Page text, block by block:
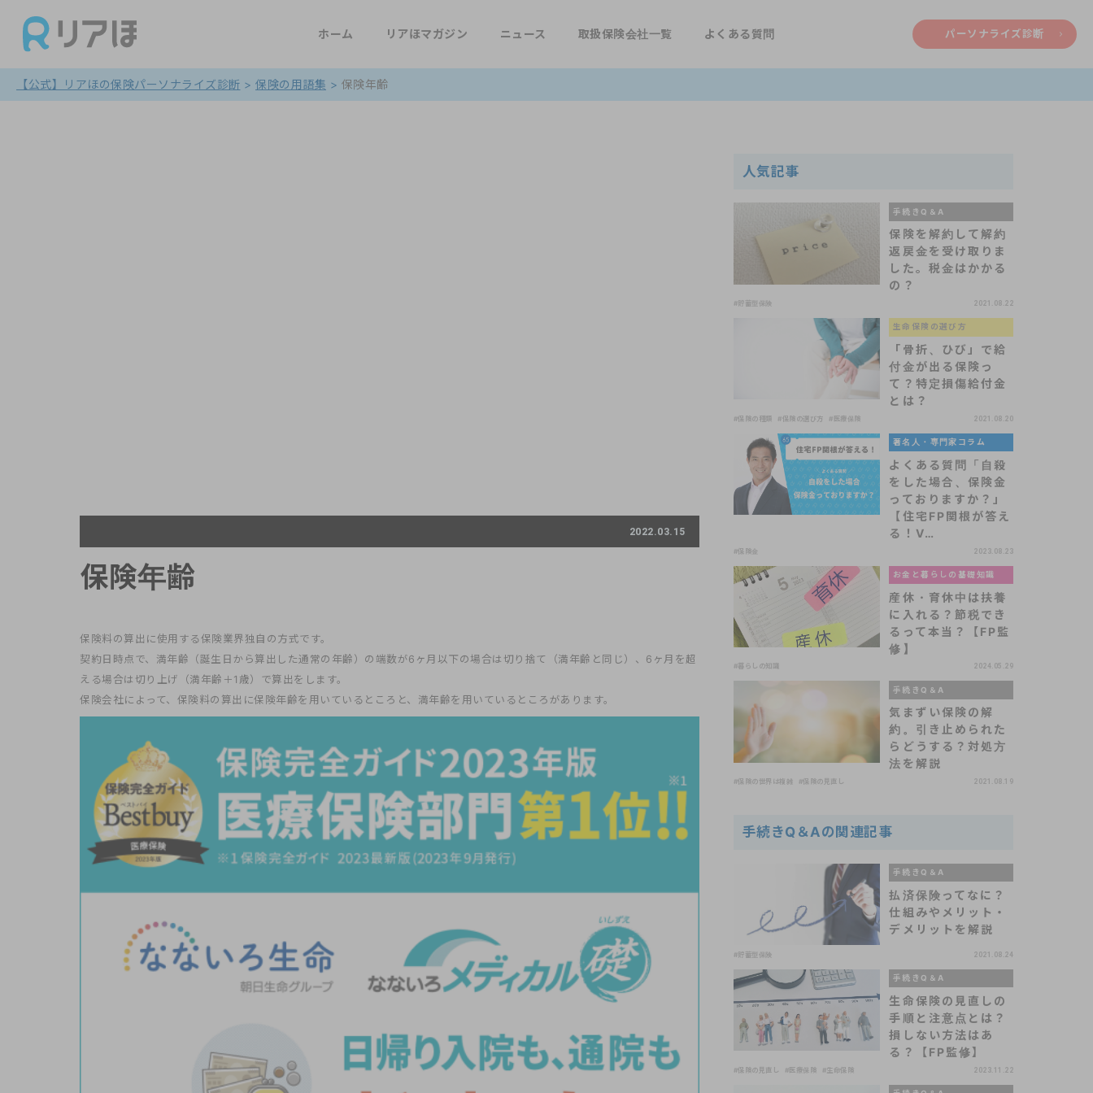
ホーム リアほマガジン ニュース 取扱保険会社一覧 よくある質問 パーソナライズ診断
【公式】リアほの保険パーソナライズ診断 > 保険の用語集 > 保険年齢
2022.03.15
保険年齢
保険料の算出に使用する保険業界独自の方式です。
契約日時点で、満年齢（誕生日から算出した通常の年齢）の端数が6ヶ月以下の場合は切り捨て（満年齢と同じ）、6ヶ月を超
える場合は切り上げ（満年齢＋1歳）で算出をします。
保険会社によって、保険料の算出に保険年齢を用いているところと、満年齢を用いているところがあります。
人気記事
手続きQ＆A
保険を解約して解約
返戻金を受け取りま
した。税金はかかる
の？
#貯蓄型保険 2021.08.22
生命保険の選び方
「骨折、ひび」で給
付金が出る保険っ
て？特定損傷給付金
とは？
#保険の種類 #保険の選び方 #医療保険 2021.08.20
著名人・専門家コラム
よくある質問「自殺
をした場合、保険金
っておりますか？」
【住宅FP関根が答え
る！V…
#保険金 2023.08.23
お金と暮らしの基礎知識
産休・育休中は扶養
に入れる？節税でき
るって本当？【FP監
修】
#暮らしの知識 2024.05.29
手続きQ＆A
気まずい保険の解
約。引き止められた
らどうする？対処方
法を解説
#保険の世界は複雑 #保険の見直し 2021.08.19
手続きQ＆Aの関連記事
手続きQ＆A
払済保険ってなに？
仕組みやメリット・
デメリットを解説
#貯蓄型保険 2021.08.24
手続きQ＆A
生命保険の見直しの
手順と注意点とは？
損しない方法はあ
る？【FP監修】
#保険の見直し #医療保険 #生命保険 2023.11.22